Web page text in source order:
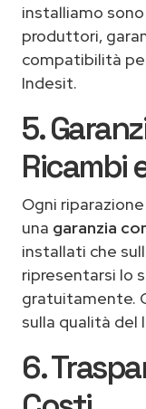
installiamo sono
produttori,
compatibilità
Indesit.
5.
Ricambi
Ogni
una garanzia
installati che
ripresentarsi lo
gratuitamente.
sulla qualità del
6.